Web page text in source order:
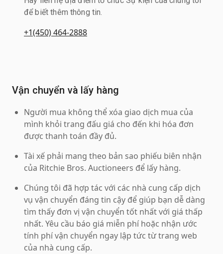
để biết thêm thông tin.
+1(450) 464-2888
Vận chuyển và lấy hàng
Người mua không thể xóa giao dịch mua của
mình khỏi trang đấu giá cho đến khi hóa đơn
được thanh toán đầy đủ.
Tài xế phải mang theo bản sao phiếu biên nhận
của Ritchie Bros. Auctioneers để lấy hàng.
Chúng tôi đã hợp tác với các nhà cung cấp dịch
vụ vận chuyển đáng tin cậy để giúp bạn dễ dàng
tìm thấy đơn vị vận chuyển tốt nhất với giá thấp
nhất. Yêu cầu báo giá miễn phí hoặc nhận ước
tính phí vận chuyển ngay lập tức từ trang web
của nhà cung cấp.